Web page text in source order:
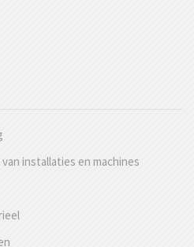
installaties en machines